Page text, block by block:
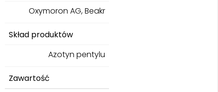
Oxymoron AG, Beakr
Skład produktów
Azotyn pentylu
Zawartość